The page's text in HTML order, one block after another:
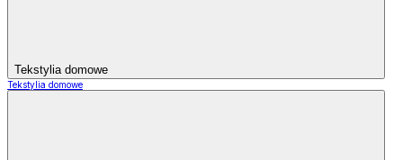
Tekstylia domowe
Tekstylia domowe